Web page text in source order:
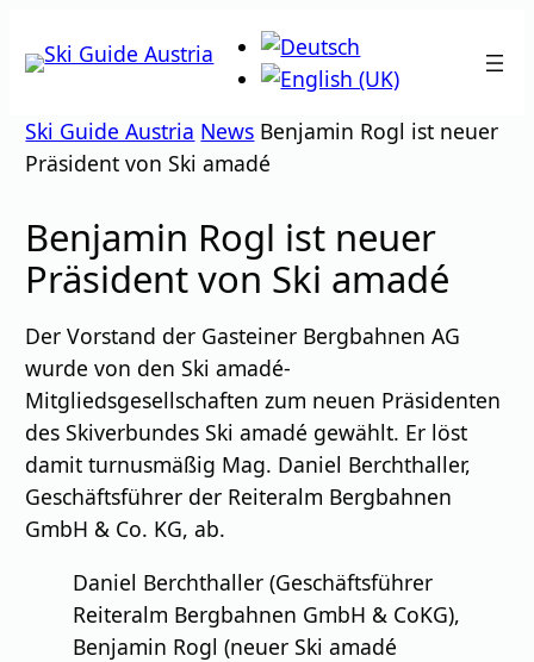
Inhalt
Ski Guide Austria News Benjamin Rogl ist neuer
Präsident von Ski amadé
Benjamin Rogl ist neuer
Präsident von Ski amadé
Der Vorstand der Gasteiner Bergbahnen AG
wurde von den Ski amadé-
Mitgliedsgesellschaften zum neuen Präsidenten
des Skiverbundes Ski amadé gewählt. Er löst
damit turnusmäßig Mag. Daniel Berchthaller,
Geschäftsführer der Reiteralm Bergbahnen
GmbH & Co. KG, ab.
Daniel Berchthaller (Geschäftsführer
Reiteralm Bergbahnen GmbH & CoKG),
Benjamin Rogl (neuer Ski amadé